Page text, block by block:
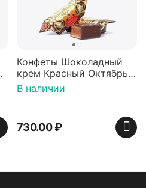
Конфеты Шоколадный
крем Красный Октябрь,
500 гр
В наличии
730.00₽